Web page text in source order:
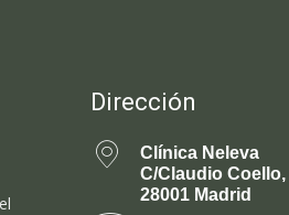
Dirección
Clínica Neleva
C/Claudio Coello,
28001 Madrid